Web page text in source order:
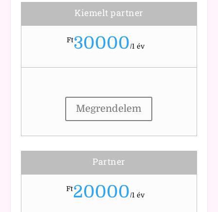
Kiemelt partner
Ft30000/1 év
Megrendelem
Partner
Ft20000/1 év